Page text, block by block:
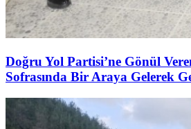
Doğru Yol Partisi’ne Gönül
Sofrasında Bir Araya Gelerek